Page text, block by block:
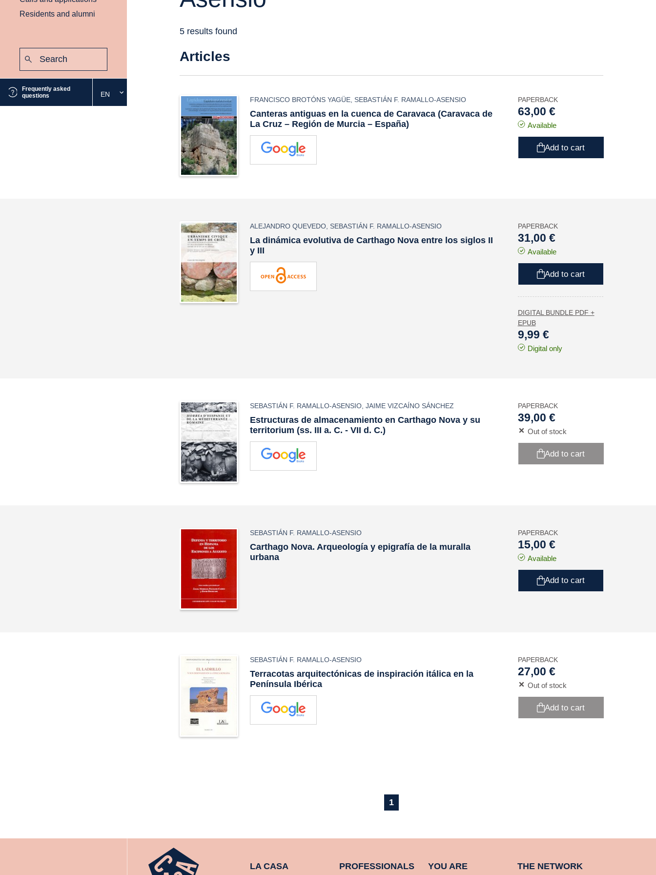
Residents and alumni
Frequently asked
questions
Select
the
EN
5 results found
Articles
FRANCISCO BROTÓNS YAGÜE SEBASTIÁN F. RAMALLO-ASENSIO
Canteras antiguas en la cuenca de Caravaca (Caravaca de
La Cruz – Región de Murcia – España)
PAPERBACK
63,00 €
Available
Add to cart
ALEJANDRO QUEVEDO, SEBASTIÁN F. RAMALLO-ASENSIO
La dinámica evolutiva deCarthago Nova entre los siglos II
y III
PAPERBACK
31,00 €
Available
Add to cart
DIGITAL BUNDLE PDF +
EPUB
9,99 €
Digital only
SEBASTIÁN F. RAMALLO-ASENSIO,JAIME VIZCAÍNO SÁNCHEZ
Estructuras de almacenamiento enCarthago Nova y su
territorium (ss. III a. C. - VII d. C.)
PAPERBACK
39,00 €
Out of stock
Add to cart
SEBASTIÁN F. RAMALLO-ASENSIO
Carthago Nova. Arqueología y epigrafía de la muralla
urbana
PAPERBACK
15,00 €
Available
Add to cart
SEBASTIÁN F. RAMALLO-ASENSIO
Terracotas arquitectónicas de inspiración itálica en la
Península Ibérica
PAPERBACK
27,00 €
Out of stock
Add to cart
1
LA CASA PROFESSIONALS YOU ARE THE NETWORK